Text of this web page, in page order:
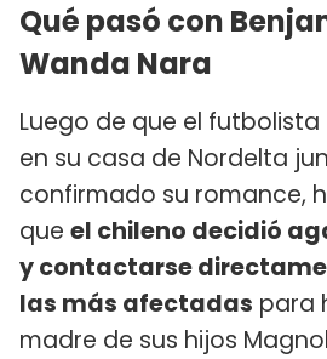
Qué pasó con
Wanda Nara
Luego de que el
en su casa de Nordelta
confirmado su romance,
que el chileno decidió
y contactarse
las más afectadas para
madre de sus hijos